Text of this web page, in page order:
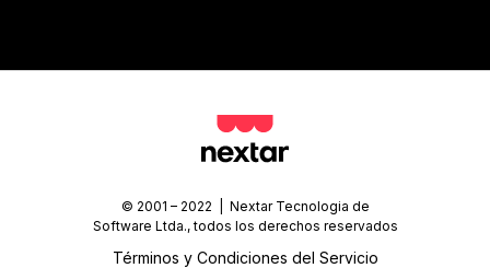
Ayuda
© 2001 – 2022 | Nextar Tecnologia de
Software Ltda., todos los derechos reservados
Términos y Condiciones del Servicio